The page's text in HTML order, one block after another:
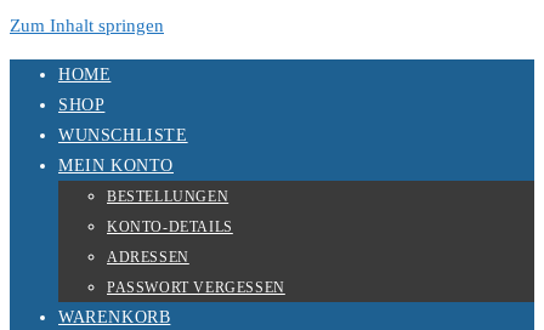
Zum Inhalt springen
HOME
SHOP
WUNSCHLISTE
MEIN KONTO
BESTELLUNGEN
KONTO-DETAILS
ADRESSEN
PASSWORT VERGESSEN
WARENKORB